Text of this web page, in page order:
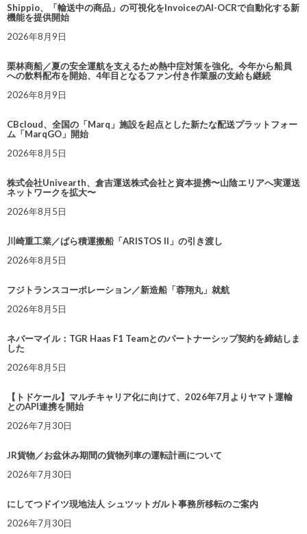
Shippio、「輸送中の商品」の可視化をInvoiceのAI-OCRで自動化する新
機能を提供開始
2026年8月9日
栗林商船／夏の安全運航を支えるため熱中症対策を強化。今年から船員
への飲料配布を開始、4年目となるファン付き作業服の支給も継続
2026年8月9日
CBcloud、全国の「Marq」施設を起点とした新たな配送プラットフォー
ム「MarqGO」開始
2026年8月5日
株式会社Univearth、倉吉運送株式会社と資本提携〜山陰エリアへ実運送
ネットワークを拡大〜
2026年8月5日
川崎重工業／ばら積運搬船「ARISTOS II」の引き渡し
2026年8月5日
フジトランスコーポレーション／新造船「蓉翔丸」就航
2026年8月5日
ネバーマイル：TGR Haas F1 Teamとのパートナーシップ契約を締結しま
した
2026年8月5日
【トドケール】マルチキャリア化に向けて、2026年7月よりヤマト運輸
とのAPI連携を開始
2026年7月30日
JR貨物／お盆休み期間の貨物列車の運転計画について
2026年7月30日
にしてつドイツ現地法人 シュツットガルト事務所移転のご案内
2026年7月30日